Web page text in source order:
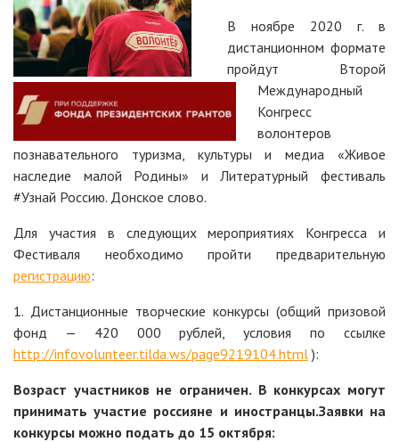
В ноябре 2020 г. в
дистанционном формате
пройдут Второй
Международный
Конгресс
волонтеров
познавательного туризма, культуры и медиа «Живое
наследие малой Родины» и Литературный фестиваль
#Узнай Россию. Донское слово.
Для участия в следующих мероприятиях Конгресса и
Фестиваля необходимо пройти предварительную
регистрацию:
1. Дистанционные творческие конкурсы (общий призовой
фонд — 420 000 рублей, условия по ссылке
http://infovolunteer.tilda.ws/page9219104.html):
Возраст участников не ограничен. В конкурсах могут
принимать участие россияне и иностранцы.Заявки на
конкурсы можно подать до 15 октября: